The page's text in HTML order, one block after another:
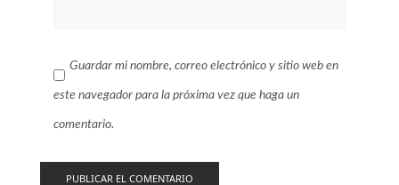
Guardar mi nombre, correo electrónico y sitio web en
este navegador para la próxima vez que haga un
comentario.